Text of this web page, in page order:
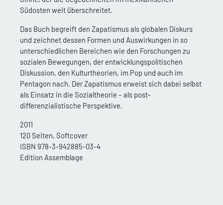
Südosten weit überschreitet.
Das Buch begreift den Zapatismus als globalen Diskurs
und zeichnet dessen Formen und Auswirkungen in so
unterschiedlichen Bereichen wie den Forschungen zu
sozialen Bewegungen, der entwicklungspolitischen
Diskussion, den Kulturtheorien, im Pop und auch im
Pentagon nach. Der Zapatismus erweist sich dabei selbst
als Einsatz in die Sozialtheorie – als post-
differenzialistische Perspektive.
2011
120 Seiten, Softcover
ISBN 978-3-942885-03-4
Edition Assemblage